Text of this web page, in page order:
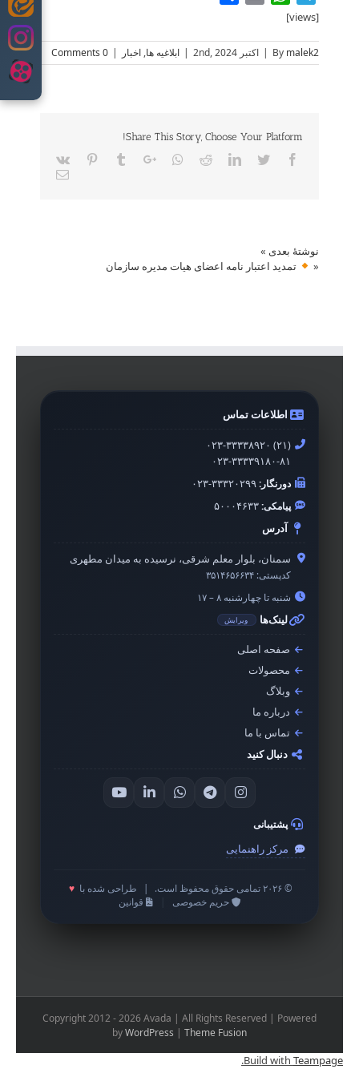
content
[views]
By malek2
| اکتبر 2nd, 2024 | ابلاغیه ها, اخبار |
0 Comments
Share This Story, Choose Your Platform!
Facebook
Twitter
LinkedIn
Reddit
Whatsapp
Google+
Tumblr
Pinterest
Vk
Email
نوشتهٔ بعدی »
«
تمدید اعتبار نامه اعضای هیات مدیره سازمان
اطلاعات تماس
۰۲۳-۳۳۳۳۸۹۲۰ (۲۱)
۰۲۳-۳۳۳۳۹۱۸۰-۸۱
دورنگار:۰۲۳-۳۳۳۲۰۲۹۹
پیامکی:۵۰۰۰۴۶۳۳
آدرس
سمنان، بلوار معلم شرقی، نرسیده به میدان مطهری
کدپستی: ۳۵۱۴۶۵۶۶۳۴
شنبه تا چهارشنبه ۸ – ۱۷
لینک‌ها ویرایش
صفحه اصلی
محصولات
وبلاگ
درباره ما
تماس با ما
دنبال کنید
پشتیبانی
مرکز راهنمایی
© ۲۰۲۶ تمامی حقوق محفوظ است. طراحی شده با ♥
حریم خصوصی
قوانین
Copyright 2012 - 2026 Avada | All Rights Reserved | Powered
byWordPress | Theme Fusion
Build with Teampage
.